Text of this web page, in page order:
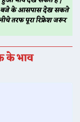
बजे के आसपास देख सकते
तरफ पूरा रिफ्रेश जरूर
के भाव